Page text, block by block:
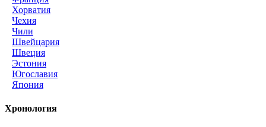
Хорватия
Чехия
Чили
Швейцария
Швеция
Эстония
Югославия
Япония
Хронология